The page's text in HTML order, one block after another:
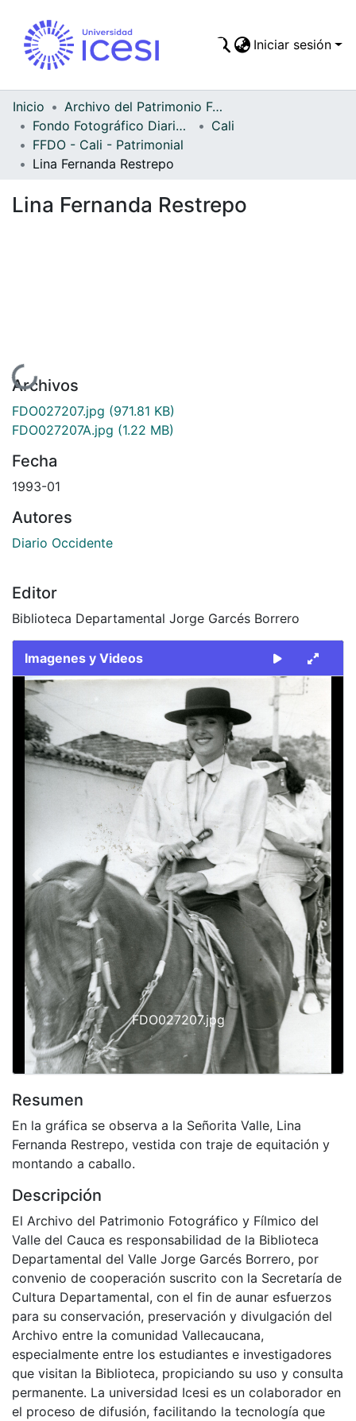
Todo DSpace
Estadísticas
Iniciar sesión
Inicio
Archivo del Patrimonio Fotográfico y Fílmico del Valle del Cauca
Fondo Fotográfico Diario Occidente
Cali
FFDO - Cali - Patrimonial
Lina Fernanda Restrepo
Lina Fernanda Restrepo
Cargando...
Archivos
FDO027207.jpg (971.81 KB)
FDO027207A.jpg (1.22 MB)
Fecha
1993-01
Autores
Diario Occidente
Editor
Biblioteca Departamental Jorge Garcés Borrero
Imagenes y Videos
Slide 1 of 2
FDO027207.jpg
Previous Next
Resumen
En la gráfica se observa a la Señorita Valle, Lina
Fernanda Restrepo, vestida con traje de equitación y
montando a caballo.
Descripción
El Archivo del Patrimonio Fotográfico y Fílmico del
Valle del Cauca es responsabilidad de la Biblioteca
Departamental del Valle Jorge Garcés Borrero, por
convenio de cooperación suscrito con la Secretaría de
Cultura Departamental, con el fin de aunar esfuerzos
para su conservación, preservación y divulgación del
Archivo entre la comunidad Vallecaucana,
especialmente entre los estudiantes e investigadores
que visitan la Biblioteca, propiciando su uso y consulta
permanente. La universidad Icesi es un colaborador en
el proceso de difusión, facilitando la tecnología que